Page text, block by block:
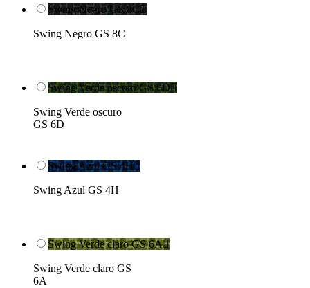
Swing Negro GS 8C
Swing Negro GS 8C
Swing Verde oscuro GS 6D
Swing Verde oscuro
GS 6D
Swing Azul GS 4H
Swing Azul GS 4H
Swing Verde claro GS 6A
Swing Verde claro GS
6A